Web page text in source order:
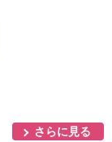
さらに見る